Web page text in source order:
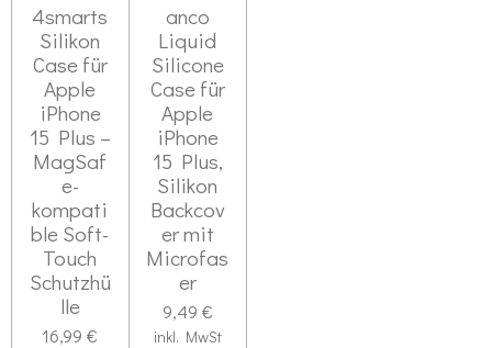
4smarts
Silikon
Case für
Apple
iPhone
15 Plus –
MagSaf
e-
kompati
ble Soft-
Touch
Schutzhü
lle
16,99 €
anco
Liquid
Silicone
Case für
Apple
iPhone
15 Plus,
Silikon
Backcov
er mit
Microfas
er
9,49 €
inkl. MwSt